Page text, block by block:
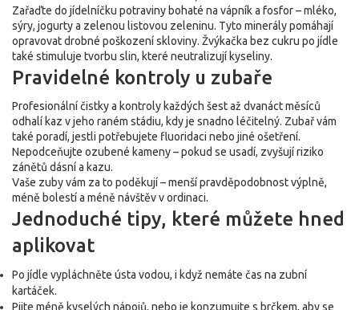
Zařaďte do jídelníčku potraviny bohaté na vápník a fosfor – mléko,
sýry, jogurty a zelenou listovou zeleninu. Tyto minerály pomáhají
opravovat drobné poškození skloviny. Žvýkačka bez cukru po jídle
také stimuluje tvorbu slin, které neutralizují kyseliny.
Pravidelné kontroly u zubaře
Profesionální čistky a kontroly každých šest až dvanáct měsíců
odhalí kaz v jeho raném stádiu, kdy je snadno léčitelný. Zubař vám
také poradí, jestli potřebujete fluoridaci nebo jiné ošetření.
Nepodceňujte ozubené kameny – pokud se usadí, zvyšují riziko
zánětů dásní a kazu.
Vaše zuby vám za to poděkují – menší pravděpodobnost výplně,
méně bolestí a méně návštěv v ordinaci.
Jednoduché tipy, které můžete hned
aplikovat
Po jídle vypláchněte ústa vodou, i když nemáte čas na zubní
kartáček.
Pijte méně kyselých nápojů, nebo je konzumujte s brčkem, aby se